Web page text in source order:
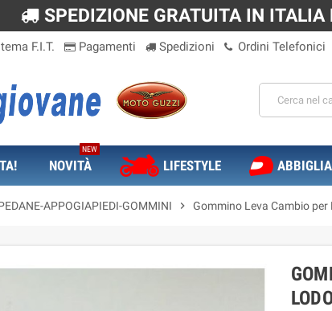
SPEDIZIONE GRATUITA IN
F.I.T. Pagamenti Spedizioni Ordini Telefonici
NOVITÀ
NEW
LIFESTYLE
APPOGIAPIEDI-GOMMINI chevron_right Gommino Leva Cambio